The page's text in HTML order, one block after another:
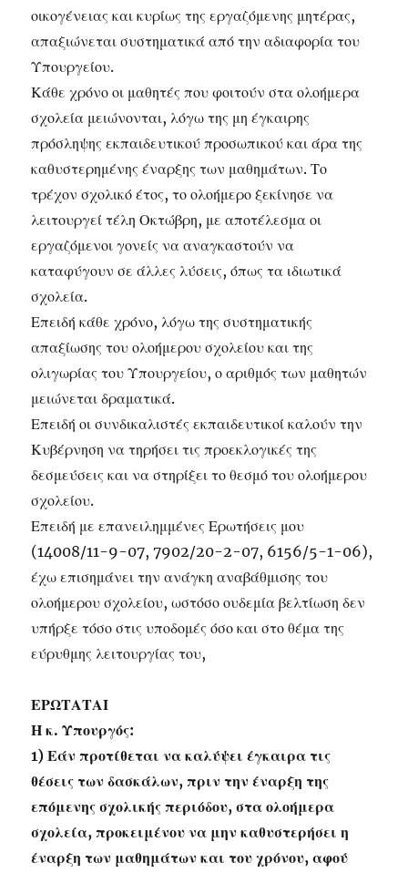
οικογένειας και κυρίως της εργαζόμενης μητέρας,
απαξιώνεται συστηματικά από την αδιαφορία του
Υπουργείου.
Κάθε χρόνο οι μαθητές που φοιτούν στα ολοήμερα
σχολεία μειώνονται, λόγω της μη έγκαιρης
πρόσληψης εκπαιδευτικού προσωπικού και άρα της
καθυστερημένης έναρξης των μαθημάτων. Το
τρέχον σχολικό έτος, το ολοήμερο ξεκίνησε να
λειτουργεί τέλη Οκτώβρη, με αποτέλεσμα οι
εργαζόμενοι γονείς να αναγκαστούν να
καταφύγουν σε άλλες λύσεις, όπως τα ιδιωτικά
σχολεία.
Επειδή κάθε χρόνο, λόγω της συστηματικής
απαξίωσης του ολοήμερου σχολείου και της
ολιγωρίας του Υπουργείου, ο αριθμός των μαθητών
μειώνεται δραματικά.
Επειδή οι συνδικαλιστές εκπαιδευτικοί καλούν την
Κυβέρνηση να τηρήσει τις προεκλογικές της
δεσμεύσεις και να στηρίξει το θεσμό του ολοήμερου
σχολείου.
Επειδή με επανειλημμένες Ερωτήσεις μου
(14008/11-9-07, 7902/20-2-07, 6156/5-1-06),
έχω επισημάνει την ανάγκη αναβάθμισης του
ολοήμερου σχολείου, ωστόσο ουδεμία βελτίωση δεν
υπήρξε τόσο στις υποδομές όσο και στο θέμα της
εύρυθμης λειτουργίας του,
ΕΡΩΤΑΤΑΙ
Η κ. Υπουργός:
1) Εάν προτίθεται να καλύψει έγκαιρα τις
θέσεις των δασκάλων, πριν την έναρξη της
επόμενης σχολικής περιόδου, στα ολοήμερα
σχολεία, προκειμένου να μην καθυστερήσει η
έναρξη των μαθημάτων και του χρόνου, αφού